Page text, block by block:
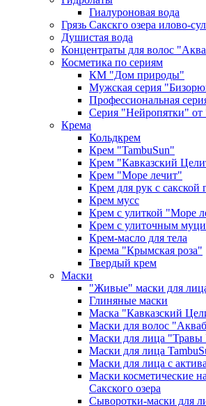
Гиалуроновая вода
Грязь Сакскго озера илово-
Душистая вода
Концентраты для волос
Косметика по сериям
КМ "Дом природы"
Мужская серия
Профессиональная
Серия "Нейропятки"
Крема
Кольдкрем
Крем "TambuSun"
Крем "Кавказский
Крем "Море лечит"
Крем для рук с сакской
Крем мусс
Крем с улиткой "Море
Крем с улиточным
Крем-масло для тела
Крема "Крымская роза"
Твердый крем
Маски
"Живые" маски для
Глиняные маски
Маска "Кавказский
Маски для волос
Маски для лица "Травы
Маски для лица
Маски для лица с
Маски косметические
Сакского озера
Сыворотки-маски для